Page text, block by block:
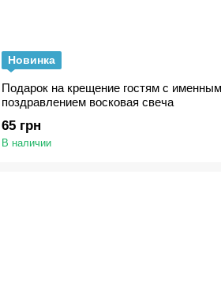
Новинка
Подарок на крещение гостям с именным
поздравлением восковая свеча
65 грн
В наличии